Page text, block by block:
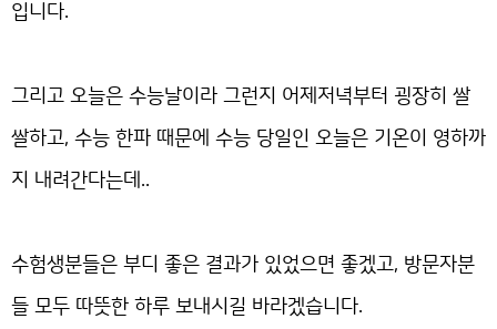
입니다.
그리고 오늘은 수능날이라 그런지 어제저녁부터 굉장히 쌀
쌀하고, 수능 한파 때문에 수능 당일인 오늘은 기온이 영하까
지 내려간다는데..
수험생분들은 부디 좋은 결과가 있었으면 좋겠고, 방문자분
들 모두 따뜻한 하루 보내시길 바라겠습니다.